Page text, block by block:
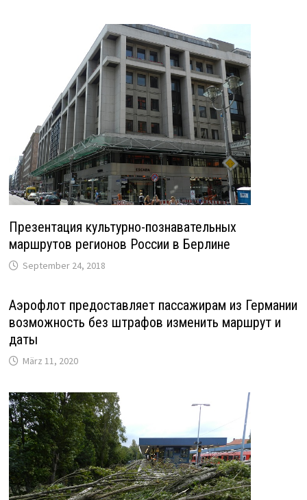
Презентация культурно-познавательных
маршрутов регионов России в Берлине
September 24, 2018
Аэрофлот предоставляет пассажирам из Германии
возможность без штрафов изменить маршрут и
даты
März 11, 2020